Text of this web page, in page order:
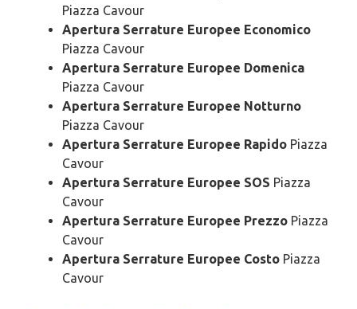
Piazza Cavour
Apertura Serrature Europee Economico
Piazza Cavour
Apertura Serrature Europee Domenica
Piazza Cavour
Apertura Serrature Europee Notturno
Piazza Cavour
Apertura Serrature Europee Rapido Piazza
Cavour
Apertura Serrature Europee SOS Piazza
Cavour
Apertura Serrature Europee Prezzo Piazza
Cavour
Apertura Serrature Europee Costo Piazza
Cavour